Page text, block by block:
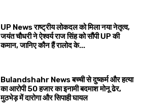
UP News राष्ट्रीय लोकदल को मिला नया नेतृत्व,
जयंत चौधरी ने ऐश्वर्य राज सिंह को सौंपी UP की
कमान, जानिए कौन हैं रालोद के...
Bulandshahr News बच्ची से दुष्कर्म और हत्या
का आरोपी 50 हजार का इनामी बदमाश मोनू ढेर,
मुठभेड़ में दारोगा और सिपाही घायल